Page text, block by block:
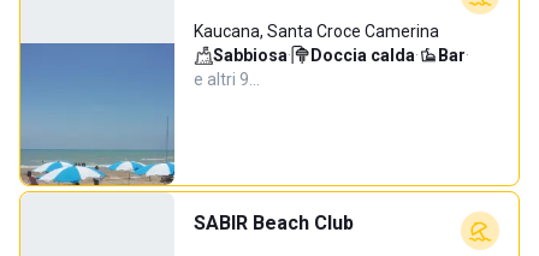
Kaucana, Santa Croce Camerina
Sabbiosa· Doccia calda· Bar·
e altri 9…
SABIR Beach Club